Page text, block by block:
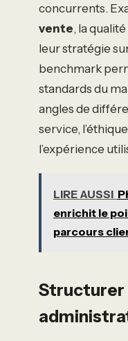
concurrents.
vente, la
leur stratégie
benchmark
standards du
angles de
service,
l’expérience
LIRE AUSSI
enrichit le
parcours
Structurer